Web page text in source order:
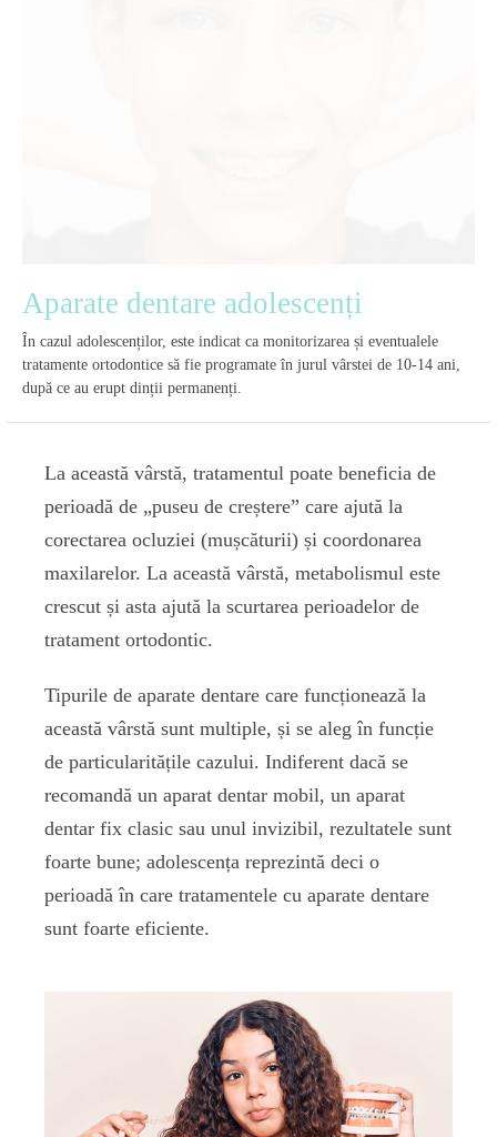
Aparate dentare adolescenți
În cazul adolescenților, este indicat ca monitorizarea și eventualele
tratamente ortodontice să fie programate în jurul vârstei de 10-14 ani,
după ce au erupt dinții permanenți.
La această vârstă, tratamentul poate beneficia de
perioadă de „puseu de creștere” care ajută la
corectarea ocluziei (mușcăturii) și coordonarea
maxilarelor. La această vârstă, metabolismul este
crescut și asta ajută la scurtarea perioadelor de
tratament ortodontic.
Tipurile de aparate dentare care funcționează la
această vârstă sunt multiple, și se aleg în funcție
de particularitățile cazului. Indiferent dacă se
recomandă un aparat dentar mobil, un aparat
dentar fix clasic sau unul invizibil, rezultatele sunt
foarte bune; adolescența reprezintă deci o
perioadă în care tratamentele cu aparate dentare
sunt foarte eficiente.